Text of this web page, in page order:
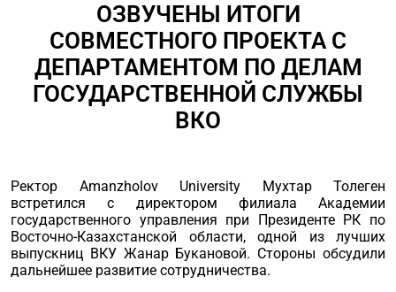
ОЗВУЧЕНЫ ИТОГИ
СОВМЕСТНОГО ПРОЕКТА С
ДЕПАРТАМЕНТОМ ПО ДЕЛАМ
ГОСУДАРСТВЕННОЙ СЛУЖБЫ
ВКО
Ректор Amanzholov University Мухтар Толеген
встретился с директором филиала Академии
государственного управления при Президенте РК по
Восточно-Казахстанской области, одной из лучших
выпускниц ВКУ Жанар Букановой. Стороны обсудили
дальнейшее развитие сотрудничества.